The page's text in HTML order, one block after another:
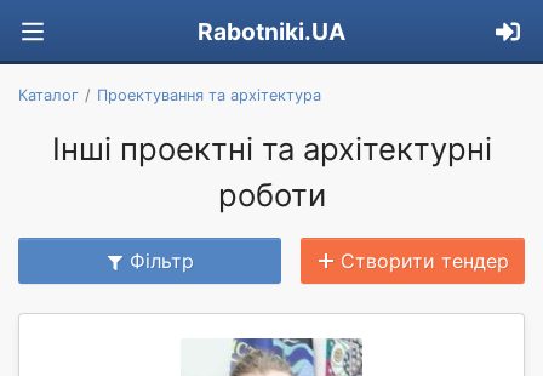
Rabotniki.UA
Каталог Проектування та архітектура
Інші проектні та архітектурні
роботи
Фільтр Створити тендер